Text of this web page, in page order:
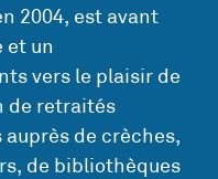
2004, est avant
et un
vers le plaisir de
de retraités
auprès de crèches,
de bibliothèques